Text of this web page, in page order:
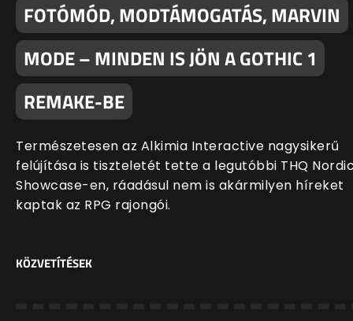
FOTÓMÓD, MODTÁMOGATÁS, MARVIN
MODE – MINDEN IS JÖN A GOTHIC 1
REMAKE-BE
Természetesen az Alkimia Interactive nagysikerű
felújítása is tiszteletét tette a legutóbbi THQ
Showcase-en, ráadásul nem is akármilyen híreket
kaptak az RPG rajongói.
KÖZVETÍTÉSEK